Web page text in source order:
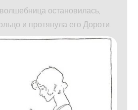
остановилась,
и протянула его Дороти.